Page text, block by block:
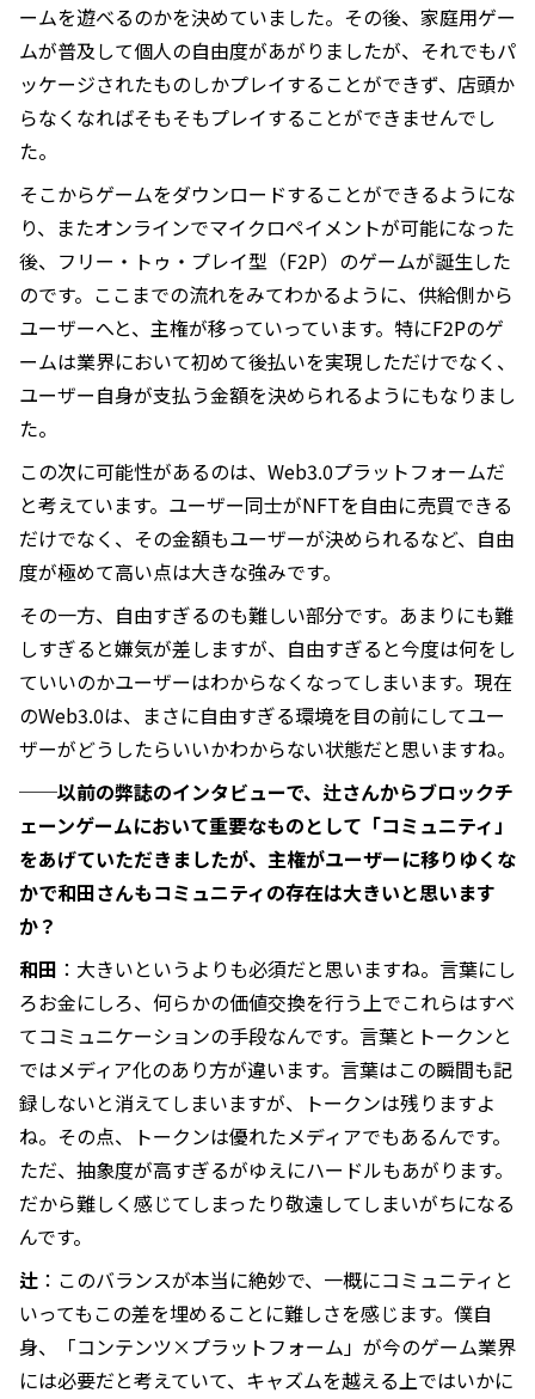
ームを遊べるのかを決めていました。その後、家庭用ゲー
ムが普及して個人の自由度があがりましたが、それでもパ
ッケージされたものしかプレイすることができず、店頭か
らなくなればそもそもプレイすることができませんでし
た。
そこからゲームをダウンロードすることができるようにな
り、またオンラインでマイクロペイメントが可能になった
後、フリー・トゥ・プレイ型（F2P）のゲームが誕生した
のです。ここまでの流れをみてわかるように、供給側から
ユーザーへと、主権が移っていっています。特にF2Pのゲ
ームは業界において初めて後払いを実現しただけでなく、
ユーザー自身が支払う金額を決められるようにもなりまし
た。
この次に可能性があるのは、Web3.0プラットフォームだ
と考えています。ユーザー同士がNFTを自由に売買できる
だけでなく、その金額もユーザーが決められるなど、自由
度が極めて高い点は大きな強みです。
その一方、自由すぎるのも難しい部分です。あまりにも難
しすぎると嫌気が差しますが、自由すぎると今度は何をし
ていいのかユーザーはわからなくなってしまいます。現在
のWeb3.0は、まさに自由すぎる環境を目の前にしてユー
ザーがどうしたらいいかわからない状態だと思いますね。
──以前の弊誌のインタビューで、辻さんからブロックチ
ェーンゲームにおいて重要なものとして「コミュニティ」
をあげていただきましたが、主権がユーザーに移りゆくな
かで和田さんもコミュニティの存在は大きいと思います
か？
和田 ：大きいというよりも必須だと思いますね。言葉にし
ろお金にしろ、何らかの価値交換を行う上でこれらはすべ
てコミュニケーションの手段なんです。言葉とトークンと
ではメディア化のあり方が違います。言葉はこの瞬間も記
録しないと消えてしまいますが、トークンは残りますよ
ね。その点、トークンは優れたメディアでもあるんです。
ただ、抽象度が高すぎるがゆえにハードルもあがります。
だから難しく感じてしまったり敬遠してしまいがちになる
んです。
辻 ：このバランスが本当に絶妙で、一概にコミュニティと
いってもこの差を埋めることに難しさを感じます。僕自
身、「コンテンツ×プラットフォーム」が今のゲーム業界
には必要だと考えていて、キャズムを越える上ではいかに